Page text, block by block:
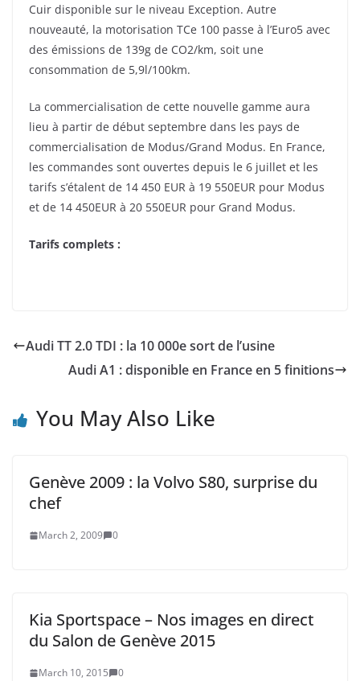
Cuir disponible sur le niveau Exception. Autre
nouveauté, la motorisation TCe 100 passe à l’Euro5 avec
des émissions de 139g de CO2/km, soit une
consommation de 5,9l/100km.
La commercialisation de cette nouvelle gamme aura
lieu à partir de début septembre dans les pays de
commercialisation de Modus/Grand Modus. En France,
les commandes sont ouvertes depuis le 6 juillet et les
tarifs s’étalent de 14 450 EUR à 19 550EUR pour Modus
et de 14 450EUR à 20 550EUR pour Grand Modus.
Tarifs complets :
Audi TT 2.0 TDI : la 10 000e sort de l’usine
Audi A1 : disponible en France en 5 finitions
You May Also Like
Genève 2009 : la Volvo S80, surprise du
chef
March 2, 2009 0
Kia Sportspace – Nos images en direct
du Salon de Genève 2015
March 10, 2015 0